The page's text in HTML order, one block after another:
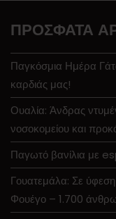
ΠΡΌΣΦΑΤΑ
Παγκόσμια Ημέρα
καρδιάς μας!
Ουαλία: Άνδρας
νοσοκομείου και
Παγωτό βανίλια με
Γουατεμάλα: Σε ύφεση
Φουέγο – 1.700